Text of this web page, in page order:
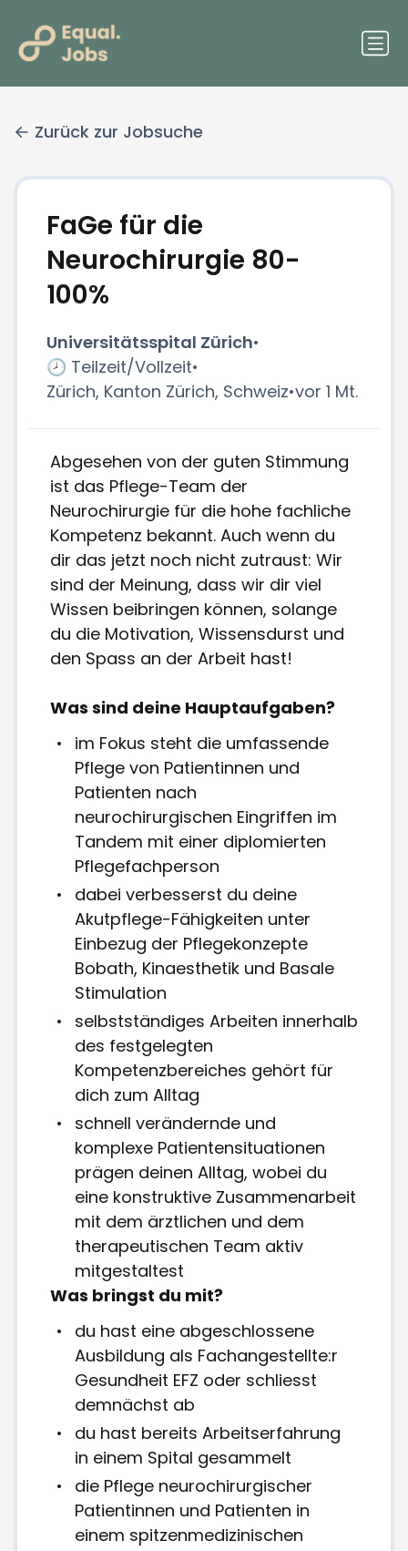
Zurück zur Jobsuche
FaGe für die
Neurochirurgie 80-
100%
Universitätsspital Zürich•
🕗 Teilzeit/Vollzeit•
Zürich, Kanton Zürich, Schweiz•vor 1 Mt.
Abgesehen von der guten Stimmung
ist das Pflege-Team der
Neurochirurgie für die hohe fachliche
Kompetenz bekannt. Auch wenn du
dir das jetzt noch nicht zutraust: Wir
sind der Meinung, dass wir dir viel
Wissen beibringen können, solange
du die Motivation, Wissensdurst und
den Spass an der Arbeit hast!
Was sind deine Hauptaufgaben?
im Fokus steht die umfassende
Pflege von Patientinnen und
Patienten nach
neurochirurgischen Eingriffen im
Tandem mit einer diplomierten
Pflegefachperson
dabei verbesserst du deine
Akutpflege-Fähigkeiten unter
Einbezug der Pflegekonzepte
Bobath, Kinaesthetik und Basale
Stimulation
selbstständiges Arbeiten innerhalb
des festgelegten
Kompetenzbereiches gehört für
dich zum Alltag
schnell verändernde und
komplexe Patientensituationen
prägen deinen Alltag, wobei du
eine konstruktive Zusammenarbeit
mit dem ärztlichen und dem
therapeutischen Team aktiv
mitgestaltest
Was bringst du mit?
du hast eine abgeschlossene
Ausbildung als Fachangestellte:r
Gesundheit EFZ oder schliesst
demnächst ab
du hast bereits Arbeitserfahrung
in einem Spital gesammelt
die Pflege neurochirurgischer
Patientinnen und Patienten in
einem spitzenmedizinischen